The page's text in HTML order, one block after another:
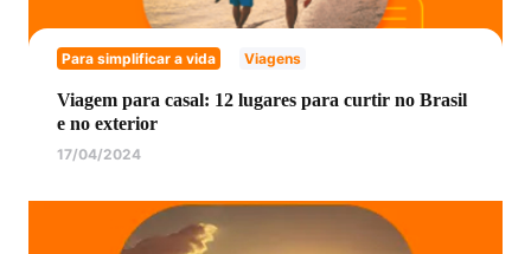
Para simplificar a vida Viagens
Viagem para casal: 12 lugares para curtir no Brasil
e no exterior
17/04/2024